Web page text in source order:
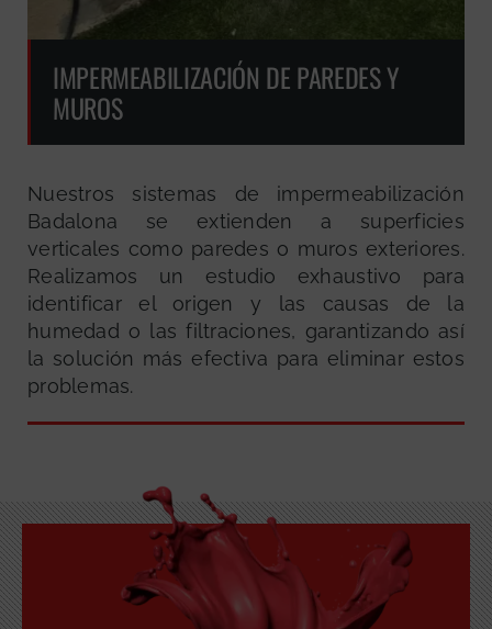
IMPERMEABILIZACIÓN DE PAREDES Y
MUROS
Nuestros sistemas de impermeabilización
Badalona se extienden a superficies
verticales como paredes o muros exteriores.
Realizamos un estudio exhaustivo para
identificar el origen y las causas de la
humedad o las filtraciones, garantizando así
la solución más efectiva para eliminar estos
problemas.